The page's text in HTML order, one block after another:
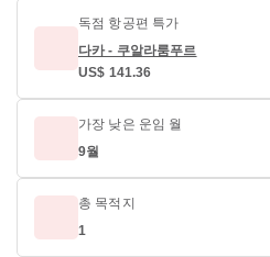
독점 항공편 특가
다카 - 쿠알라룸푸르
US$ 141.36
가장 낮은 운임 월
9월
총 목적지
1